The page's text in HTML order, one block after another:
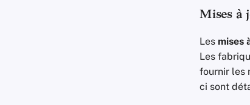
Mises à
Les mises
Les
fournir les
ci sont